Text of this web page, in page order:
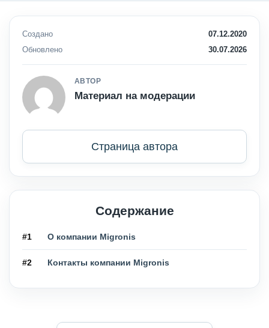
Создано
07.12.2020
Обновлено
30.07.2026
АВТОР
Материал на модерации
Страница автора
Содержание
#1 О компании Migronis
#2 Контакты компании Migronis